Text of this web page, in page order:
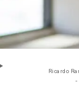
Ricardo